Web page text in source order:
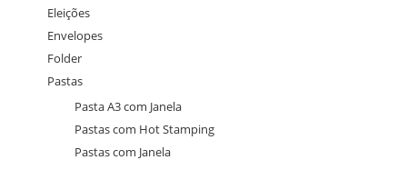
Eleições
Envelopes
Folder
Pastas
Pasta A3 com Janela
Pastas com Hot Stamping
Pastas com Janela